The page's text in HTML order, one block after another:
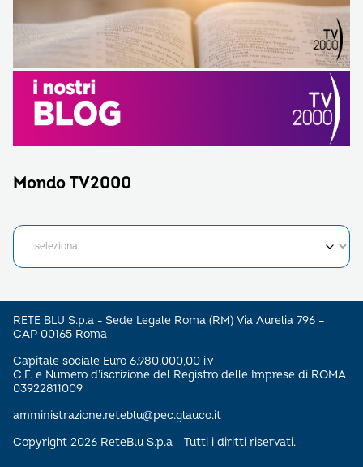
Mondo TV2000
RETE BLU S.p.a - Sede Legale Roma (RM) Via Aurelia 796 –
CAP 00165 Roma
Capitale sociale Euro 6.980.000,00 i.v
C.F. e Numero d’iscrizione del Registro delle Imprese di ROMA
03922811009
amministrazione.reteblu@pec.glauco.it
Copyright 2026 ReteBlu S.p.a - Tutti i diritti riservati.